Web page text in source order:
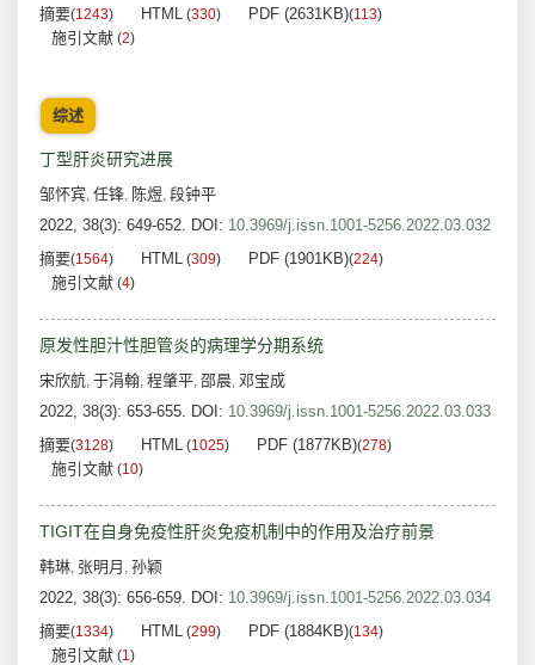
摘要(1243) HTML (330) PDF (2631KB)(113)
施引文献 (2)
综述
丁型肝炎研究进展
邹怀宾, 任锋, 陈煜, 段钟平
2022, 38(3): 649-652. DOI: 10.3969/j.issn.1001-5256.2022.03.032
摘要(1564) HTML (309) PDF (1901KB)(224)
施引文献 (4)
原发性胆汁性胆管炎的病理学分期系统
宋欣航, 于涓翰, 程肇平, 邵晨, 邓宝成
2022, 38(3): 653-655. DOI: 10.3969/j.issn.1001-5256.2022.03.033
摘要(3128) HTML (1025) PDF (1877KB)(278)
施引文献 (10)
TIGIT在自身免疫性肝炎免疫机制中的作用及治疗前景
韩琳, 张明月 , 孙颖
2022, 38(3): 656-659. DOI: 10.3969/j.issn.1001-5256.2022.03.034
摘要(1334) HTML (299) PDF (1884KB)(134)
施引文献 (1)